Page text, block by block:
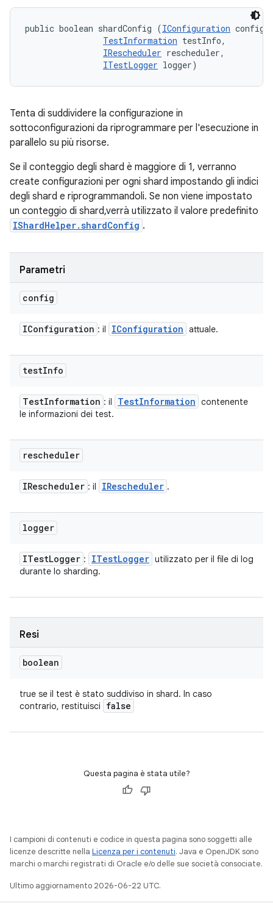
public boolean shardConfig (IConfiguration
TestInformation testInfo,
IRescheduler rescheduler,
ITestLogger logger)
Tenta di suddividere la configurazione in
sottoconfigurazioni da riprogrammare per l'esecuzione in
parallelo su più risorse.
Se il conteggio degli shard è maggiore di 1, verranno
create configurazioni per ogni shard impostando gli indici
degli shard e riprogrammandoli. Se non viene impostato
un conteggio di shard,verrà utilizzato il valore predefinito
IShardHelper.shardConfig .
Parametri
config
IConfiguration : il IConfiguration attuale.
testInfo
TestInformation : il TestInformation contenente
le informazioni dei test.
rescheduler
IRescheduler : il IRescheduler .
logger
ITestLogger : ITestLogger utilizzato per il file di log
durante lo sharding.
Resi
boolean
true se il test è stato suddiviso in shard. In caso
contrario, restituisci
false
Questa pagina è stata utile?
I campioni di contenuti e codice in questa pagina sono soggetti alle
licenze descritte nella Licenza per i contenuti. Java e OpenJDK sono
marchi o marchi registrati di Oracle e/o delle sue società consociate.
Ultimo aggiornamento 2026-06-22 UTC.